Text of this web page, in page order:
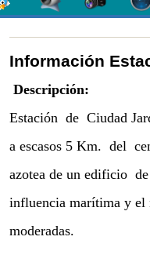
Información
Descripción:
Estación de Ciudad
a escasos 5 Km. del
azotea de un edificio
influencia marítima y el
moderadas.